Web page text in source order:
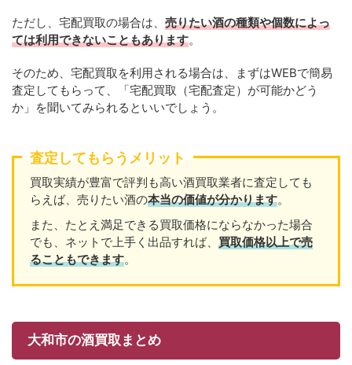
ただし、宅配買取の場合は、 売りたい酒の種類や個数によっ
ては利用できないこともあります。
そのため、宅配買取を利用される場合は、まずはWEBで簡易
査定してもらって、「宅配買取（宅配査定）が可能かどう
か」を聞いてみられるといいでしょう。
査定してもらうメリット
買取実績が豊富で評判も高い酒買取業者に査定しても
らえば、売りたい酒の本当の価値が分かります。
また、たとえ満足できる買取価格にならなかった場合
でも、ネットで上手く出品すれば、 買取価格以上で売
ることもできます。
大和市の酒買取まとめ